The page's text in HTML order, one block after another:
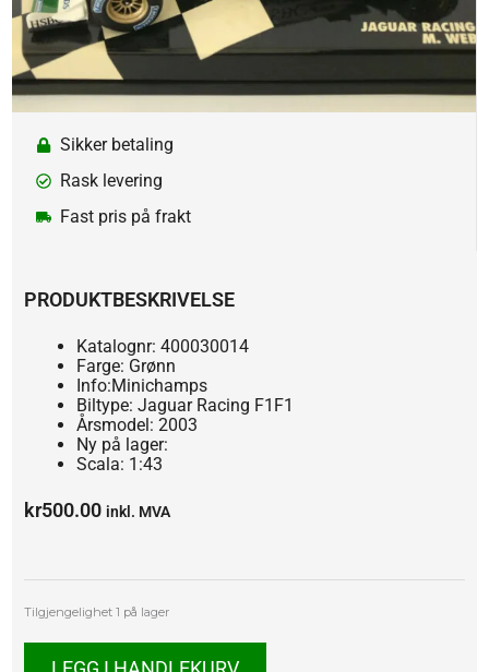
Sikker betaling
Rask levering
Fast pris på frakt
PRODUKTBESKRIVELSE
Katalognr: 400030014
Farge: Grønn
Info:Minichamps
Biltype: Jaguar Racing F1F1
Årsmodel: 2003
Ny på lager:
Scala: 1:43
kr500.00 inkl. MVA
Tilgjengelighet 1 på lager
Jaguar